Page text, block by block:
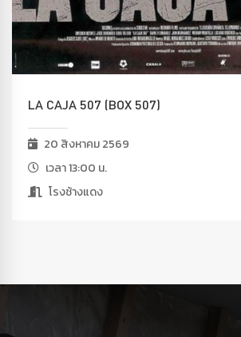
LA CAJA 507 (BOX 507)
20 สิงหาคม 2569
เวลา 13:00 น.
โรงช้างแดง